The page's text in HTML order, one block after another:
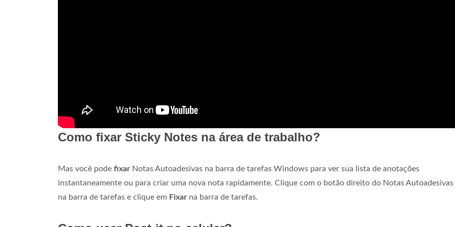
Como fixar Sticky Notes na área de trabalho?
Mas você pode fixar Notas Autoadesivas na barra de tarefas Windows para ver sua lista de anotações
instantaneamente ou para criar uma nova nota rapidamente. Clique com o botão direito do Notas
na barra de tarefas e clique em Fixar na barra de tarefas.